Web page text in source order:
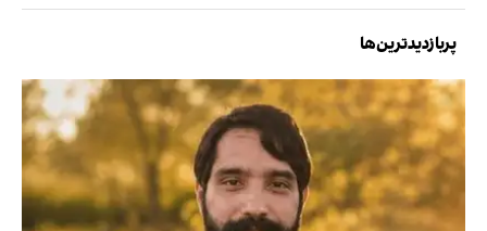
پربازدیدترین‌ها